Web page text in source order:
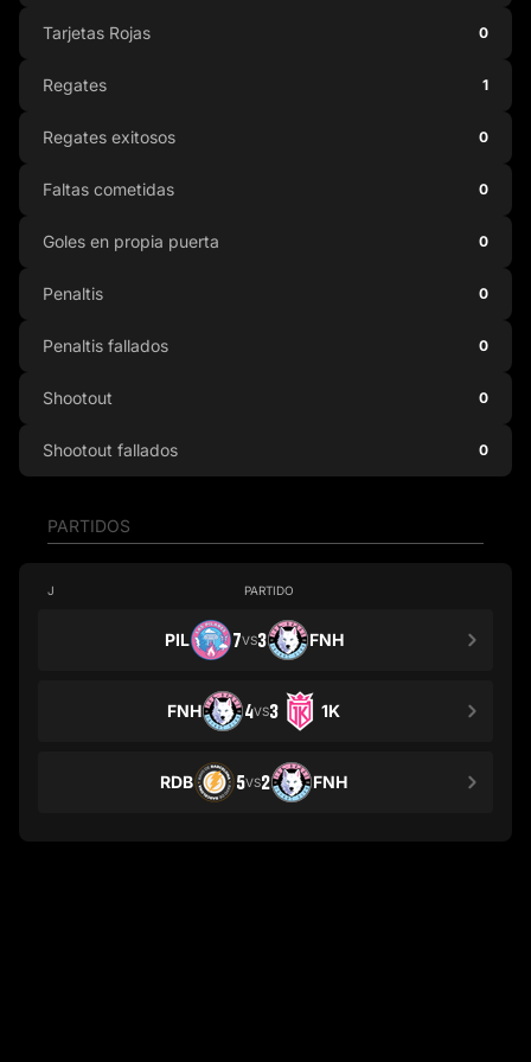
PARTIDOS
J PARTIDO
PIL 7VS3 FNH
FNH 4VS3 1K
RDB 5VS2 FNH
Tarjetas Rojas 0
Regates 1
Regates exitosos 0
Faltas cometidas 0
Goles en propia puerta 0
Penaltis 0
Penaltis fallados 0
Shootout 0
Shootout fallados 0